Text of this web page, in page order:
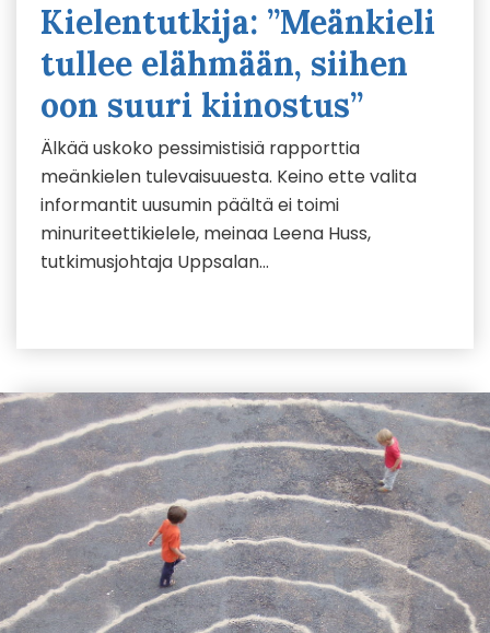
Kielentutkija: ”Meänkieli
tullee elähmään, siihen
oon suuri kiinostus”
Älkää uskoko pessimistisiä rapporttia
meänkielen tulevaisuuesta. Keino ette valita
informantit uusumin päältä ei toimi
minuriteettikielele, meinaa Leena Huss,
tutkimusjohtaja Uppsalan…